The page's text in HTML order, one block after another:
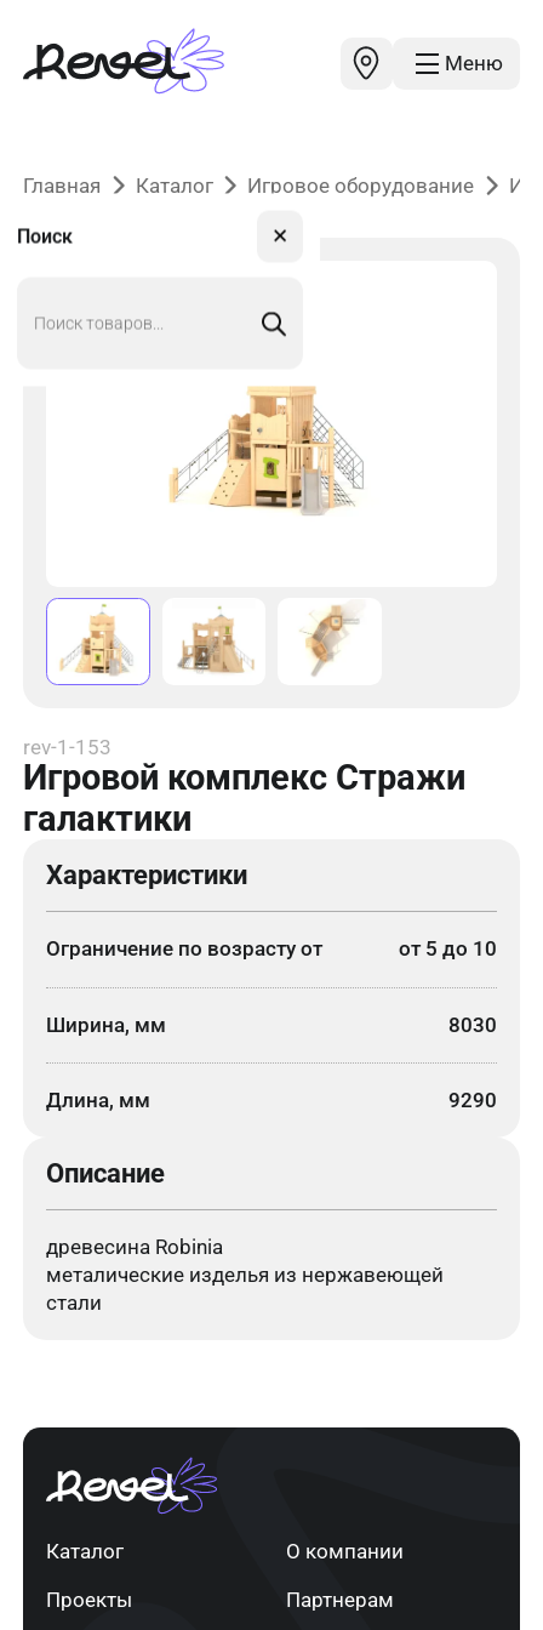
Меню
Поиск ✕
Главная Каталог Игровое оборудование
rev-1-153
Игровой комплекс Стражи
галактики
Характеристики
Ограничение по возрасту от от 5 до 10
Ширина, мм 8030
Длина, мм 9290
Описание
древесина Robinia
металические изделья из нержавеющей
стали
Каталог
О компании
Проекты
Партнерам